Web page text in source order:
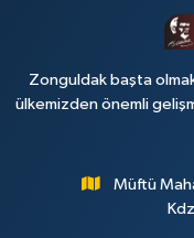
Zonguldak başta
ülkemizden önemli
Müftü